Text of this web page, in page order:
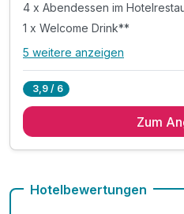
4 x Abendessen im
1 x Welcome Drink**
Alle Inklusivleistungen
5 x reichhaltiges Frühstück
31.12. festliches
5 weitere anzeigen
3,9 / 6
Zum
Hotelbewertungen